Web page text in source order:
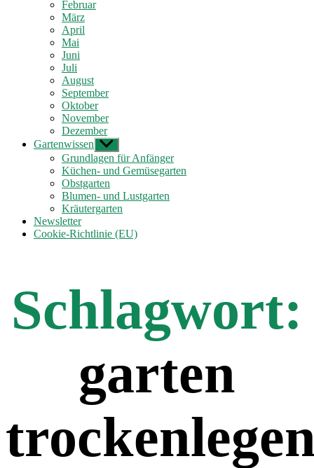
Februar
März
April
Mai
Juni
Juli
August
September
Oktober
November
Dezember
Gartenwissen Untermenü
anzeigen
Grundlagen für Anfänger
Küchen- und Gemüsegarten
Obstgarten
Blumen- und Lustgarten
Kräutergarten
Newsletter
Cookie-Richtlinie (EU)
Schlagwort:
garten